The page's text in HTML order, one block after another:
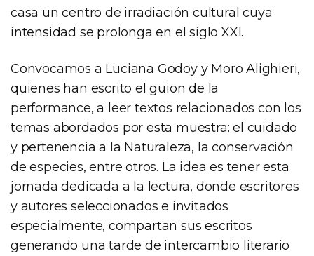
casa un centro de irradiación cultural cuya
intensidad se prolonga en el siglo XXI.
Convocamos a Luciana Godoy y Moro Alighieri,
quienes han escrito el guion de la
performance, a leer textos relacionados con los
temas abordados por esta muestra: el cuidado
y pertenencia a la Naturaleza, la conservación
de especies, entre otros. La idea es tener esta
jornada dedicada a la lectura, donde escritores
y autores seleccionados e invitados
especialmente, compartan sus escritos
generando una tarde de intercambio literario